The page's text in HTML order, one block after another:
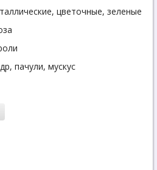
цветочные, зеленые
пачули, мускус